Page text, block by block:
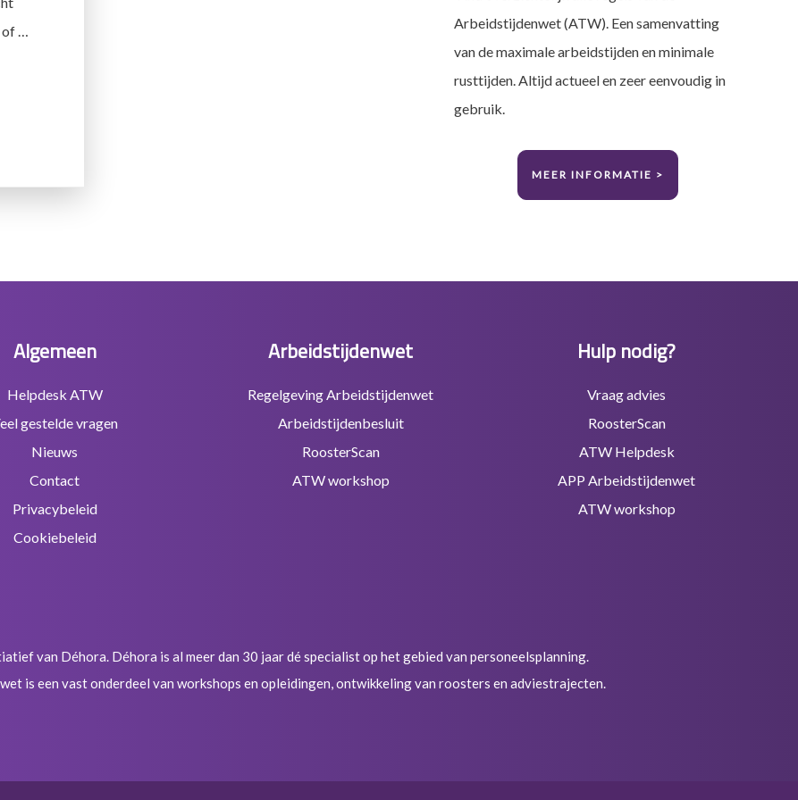
of …
Arbeidstijdenwet (ATW). Een samenvatting
van de maximale arbeidstijden en minimale
rusttijden. Altijd actueel en zeer eenvoudig in
gebruik.
MEER INFORMATIE >
Algemeen
Helpdesk ATW
gestelde vragen
Nieuws
Contact
Privacybeleid
Cookiebeleid
Arbeidstijdenwet
Regelgeving Arbeidstijdenwet
Arbeidstijdenbesluit
RoosterScan
ATW workshop
Hulp nodig?
Vraag advies
RoosterScan
ATW Helpdesk
APP Arbeidstijdenwet
ATW workshop
van Déhora. Déhora is al meer dan 30 jaar dé specialist op het gebied van personeelsplanning.
is een vast onderdeel van workshops en opleidingen, ontwikkeling van roosters en adviestrajecten.